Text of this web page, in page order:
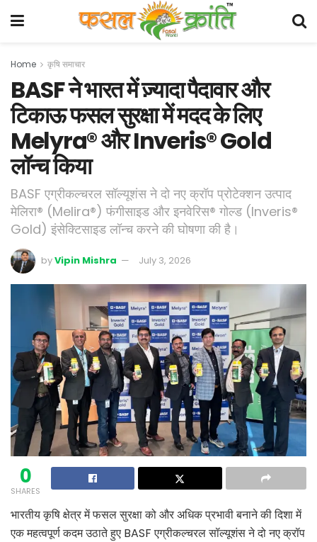
Home कृषि समाचार
BASF ने भारत में ज़्यादा पैदावार और
टिकाऊ फसल सुरक्षा में मदद के लिए
Melyra® और Inveris® Gold
लॉन्च किया
BASF एग्रीकल्चरल सॉल्यूशंस ने दो नए क्रॉप प्रोटेक्शन उत्पाद
मेलिरा® (Melira®) फंगीसाइड और इनवेरिस® गोल्ड (Inveris®
Gold) इंसेक्टिसाइड लॉन्च करने की घोषणा की है।
byVipin Mishra July 3, 2026
0
SHARES
भारतीय कृषि क्षेत्र में फसल सुरक्षा को और अधिक प्रभावी बनाने की दिशा में
एक महत्वपूर्ण कदम उठाते हुए BASF एग्रीकल्चरल सॉल्यूशंस ने दो नए क्रॉप